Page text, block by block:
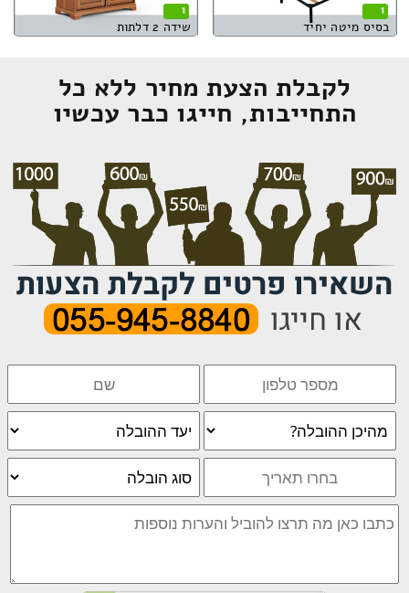
1
בסיס מיטה יחיד
1
שידה 2 דלתות
לקבלת הצעת מחיר ללא כל
התחייבות, חייגו כבר עכשיו